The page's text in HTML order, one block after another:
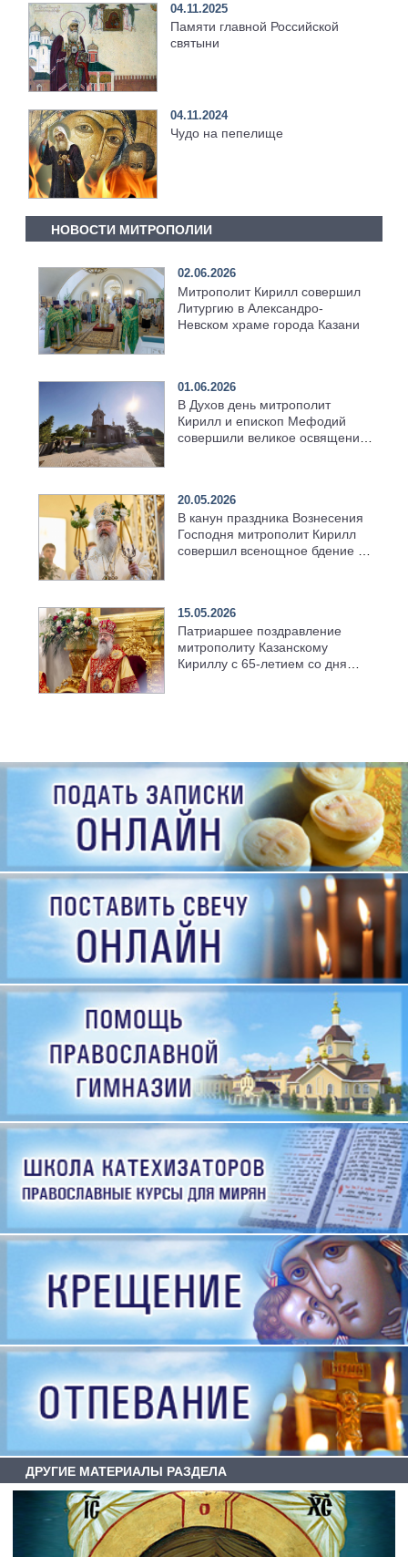
04.11.2025
Памяти главной Российской
святыни
04.11.2024
Чудо на пепелище
НОВОСТИ МИТРОПОЛИИ
02.06.2026
Митрополит Кирилл совершил
Литургию в Александро-
Невском храме города Казани
01.06.2026
В Духов день митрополит
Кирилл и епископ Мефодий
совершили великое освящение
20.05.2026
В канун праздника Вознесения
Господня митрополит Кирилл
совершил всенощное бдение в
15.05.2026
Патриаршее поздравление
митрополиту Казанскому
Кириллу с 65-летием со дня
ДРУГИЕ МАТЕРИАЛЫ РАЗДЕЛА